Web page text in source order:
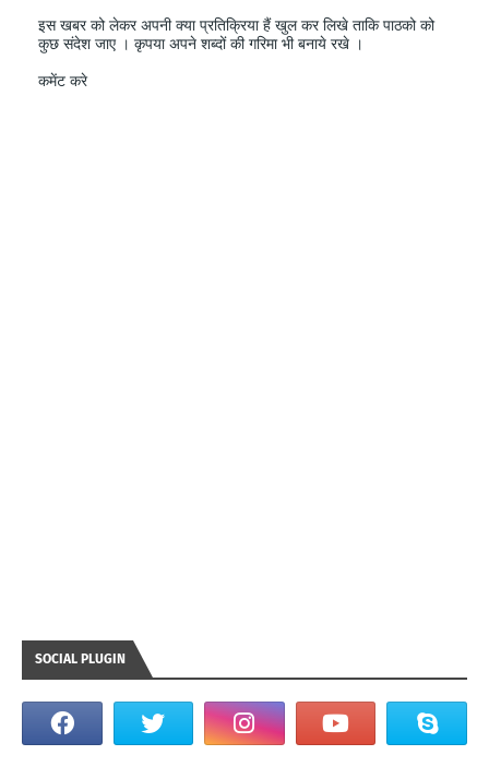
इस खबर को लेकर अपनी क्या प्रतिक्रिया हैं खुल कर लिखे ताकि पाठको को
कुछ संदेश जाए । कृपया अपने शब्दों की गरिमा भी बनाये रखे ।
कमेंट करे
SOCIAL PLUGIN